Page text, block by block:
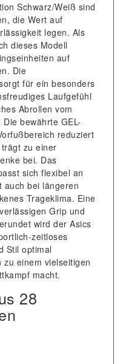
Schwarz/Weiß sind
die Wert auf
legen. Als
dieses Modell
auf
Die
für ein besonders
Laufgefühl
Abrollen vom
bewährte GEL-
reduziert
zu einer
bei. Das
sich flexibel an
auch bei längeren
Trageklima. Eine
Grip und
wird der Asics
zeitloses
Stil optimal
einem vielseitigen
macht.
28